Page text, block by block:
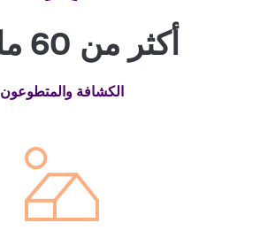
أكثر من 60 مليون
الكشافة والمتطوعون